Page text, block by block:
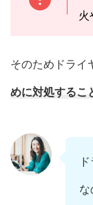
火
そのためドライ
めに対処するこ
な